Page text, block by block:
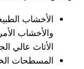
الأخشاب
والأخشاب
الأثاث عالي